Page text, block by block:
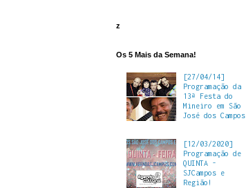
z
Os 5 Mais da Semana!
[27/04/14]
Programação da
13ª Festa do
Mineiro em São
José dos Campos
[12/03/2020]
Programação de
QUINTA -
SJCampos e
Região!